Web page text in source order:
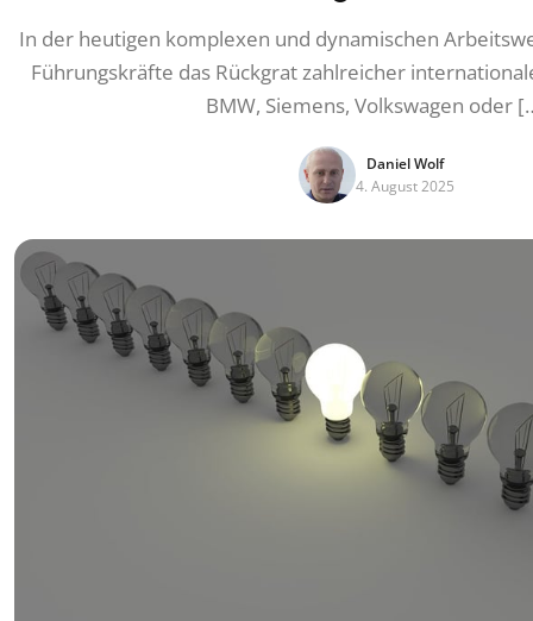
In der heutigen komplexen und dynamischen
Führungskräfte das Rückgrat zahlreicher
BMW, Siemens, Volkswagen oder
Daniel Wolf
4. August 2025